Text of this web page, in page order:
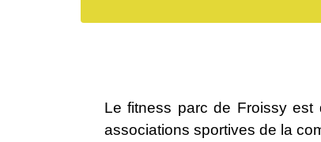
Le fitness parc de Froissy
associations sportives de la